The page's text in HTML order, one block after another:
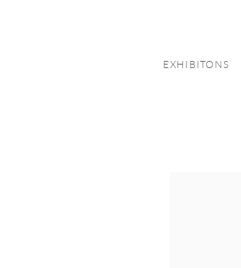
EXHIBITONS